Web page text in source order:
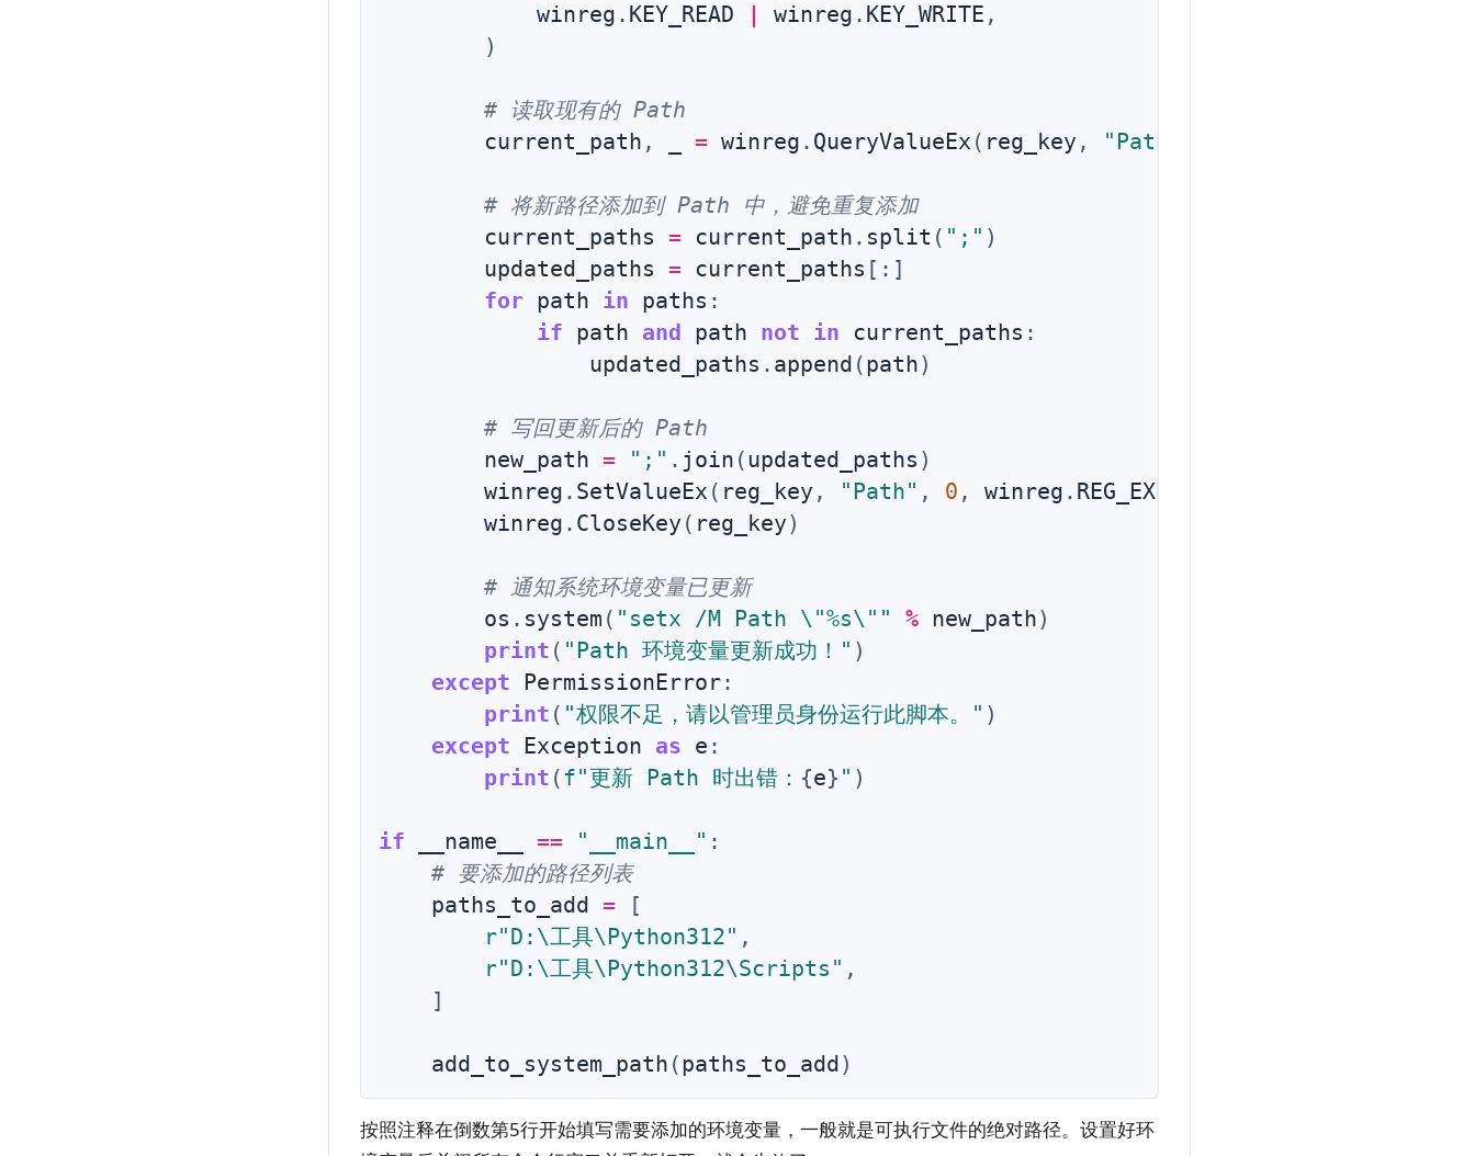
            winreg
. KEY_READ winreg . KEY_WRITE ,
)
# 读取现有的 Path
        current_path
, = winreg . QueryValueEx ( reg_key , "Path"
# 将新路径添加到 Path 中，避免重复添加
        current_paths
= current_path . split ( ";" )
        updated_paths
= current_paths [ : ]
for path in paths :
if path and path not in current_paths :
                updated_paths
. append (path)
# 写回更新后的 Path
        new_path
= ";" . join ( updated_paths )
        winreg
. SetValueEx ( reg_key , "Path" , 0 , winreg . REG_EXPAND_SZ
        winreg
. CloseKey ( reg_key)
# 通知系统环境变量已更新
        os
. system ( "setx /M Path \"%s\"" % new_path)
print ( "Path 环境变量更新成功！" )
except PermissionError:
print ( "权限不足，请以管理员身份运行此脚本。" )
except Exception as e :
print ( f"更新 Path 时出错： {e} " )
if __name__ == "__main__" :
# 要添加的路径列表
    paths_to_add
=
[
r"D:\工具\Python312" ,
r"D:\工具\Python312\Scripts" ,
]
    add_to_system_path
(paths_to_add )
按照注释在倒数第5行开始填写需要添加的环境变量，一般就是可执行文件的绝对路径。设置好环